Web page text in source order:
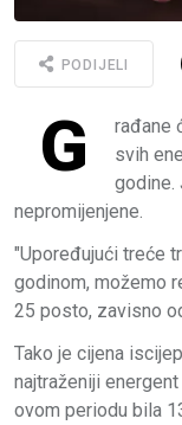
PODIJELI
G
rađane
svih
godine.
nepromijenjene.
"Upoređujući treće
godinom, možemo
25 posto, zavisno
Tako je cijena
najtraženiji
ovom periodu bila